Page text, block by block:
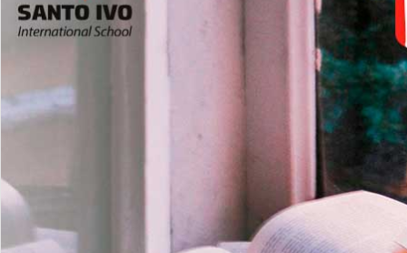
es
Com imersão Bilingue - Anos
Finais